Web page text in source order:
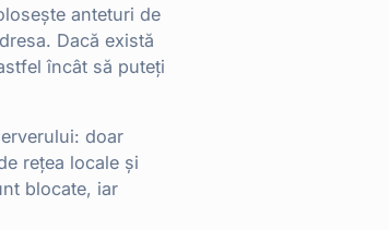
anteturi de
Dacă există
încât să puteți
doar
rețea locale și
blocate, iar